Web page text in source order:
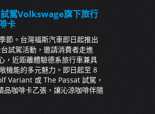
駕Volkswage旗下旅行
卡
節。台灣福斯汽車即日起推出
台試駕活動，邀請消費者走進
，近距離體驗德系旅行車兼具
機能的多元魅力。即日起至 8
Variant 或 The Passat 試駕，
品咖啡卡乙張，讓沁涼咖啡伴隨